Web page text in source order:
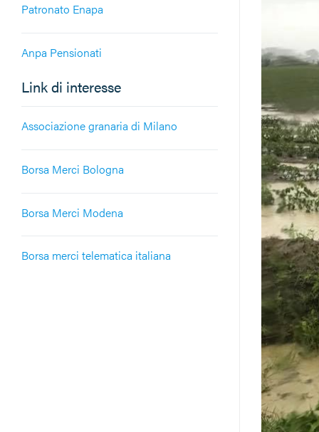
Patronato Enapa
Anpa Pensionati
Link di interesse
Associazione granaria di Milano
Borsa Merci Bologna
Borsa Merci Modena
Borsa merci telematica italiana